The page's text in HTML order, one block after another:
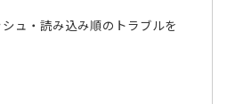
ュ・読み込み順のトラブルを